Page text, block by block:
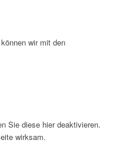
wir mit den
Sie diese hier deaktivieren.
wirksam.